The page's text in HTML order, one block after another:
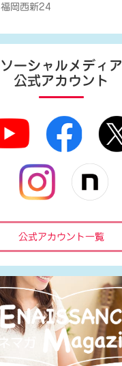
福岡西新24
ソーシャルメディア
公式アカウント
公式アカウント一覧